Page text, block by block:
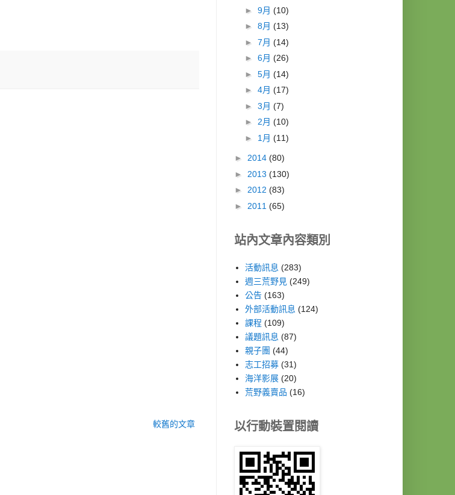
較舊的文章
► 9月 (10)
► 8月 (13)
► 7月 (14)
► 6月 (26)
► 5月 (14)
► 4月 (17)
► 3月 (7)
► 2月 (10)
► 1月 (11)
► 2014 (80)
► 2013 (130)
► 2012 (83)
► 2011 (65)
站內文章內容類別
活動訊息 (283)
週三荒野見 (249)
公告 (163)
外部活動訊息 (124)
課程 (109)
議題訊息 (87)
親子團 (44)
志工招募 (31)
海洋影展 (20)
荒野義賣品 (16)
以行動裝置閱讀